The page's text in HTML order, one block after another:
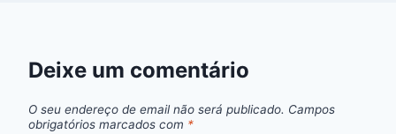
Deixe um comentário
O seu endereço de email não será publicado. Campos
obrigatórios marcados com *